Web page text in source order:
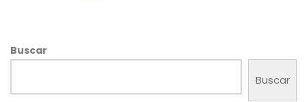
Buscar
Buscar